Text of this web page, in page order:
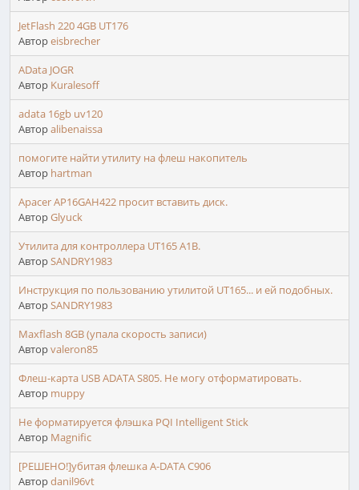
JetFlash 220 4GB UT176
Авторeisbrecher
AData JOGR
Автор Kuralesoff
adata 16gb uv120
Авторalibenaissa
помогите найти утилиту на флеш накопитель
Автор hartman
Apacer AP16GAH422 просит вставить диск.
АвторGlyuck
Утилита для контроллера UT165 A1B.
АвторSANDRY1983
Инструкция по пользованию утилитой UT165... и ей подобных.
АвторSANDRY1983
Maxflash 8GB (упала скорость записи)
Авторvaleron85
Флеш-карта USB ADATA S805. Не могу отформатировать.
Автор muppy
Не форматируется флэшка PQI Intelligent Stick
Автор Magnific
[РЕШЕНО!]убитая флешка A-DATA C906
Авторdanil96vt